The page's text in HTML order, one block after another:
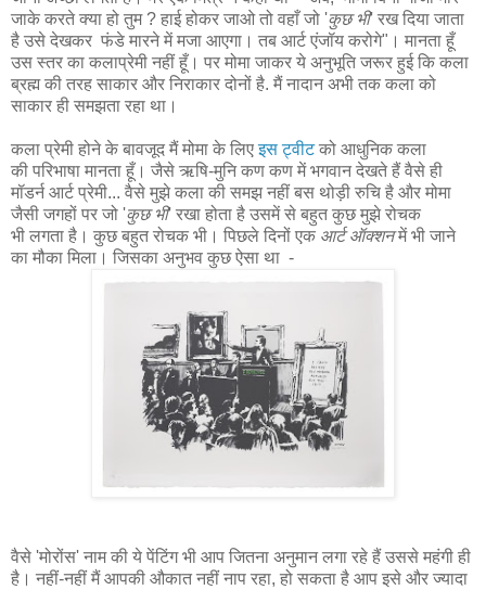
जाके करते क्या हो तुम ? हाई होकर जाओ तो वहाँ जो 'कुछ भी' रख दिया जाता
है उसे देखकर फंडे मारने में मजा आएगा। तब आर्ट एंजॉय करोगे"। मानता हूँ
उस स्तर का कलाप्रेमी नहीं हूँ। पर मोमा जाकर ये अनुभूति जरूर हुई कि कला
ब्रह्म की तरह साकार और निराकार दोनों है. मैं नादान अभी तक कला को
साकार ही समझता रहा था।
कला प्रेमी होने के बावजूद मैं मोमा के लिएइस ट्वीटको आधुनिक कला
की परिभाषा मानता हूँ। जैसे ऋषि-मुनि कण कण में भगवान देखते हैं वैसे ही
मॉडर्न आर्ट प्रेमी... वैसे मुझे कला की समझ नहीं बस थोड़ी रुचि है और मोमा
जैसी जगहों पर जो 'कुछ भी' रखा होता है उसमें से बहुत कुछ मुझे रोचक
भी लगता है। कुछ बहुत रोचक भी। पिछले दिनों एक आर्ट ऑक्शनमें भी जाने
का मौका मिला। जिसका अनुभव कुछ ऐसा था -
वैसे 'मोरोंस' नाम की ये पेंटिंग भी आप जितना अनुमान लगा रहे हैं उससे महंगी ही
है। नहीं-नहीं मैं आपकी औकात नहीं नाप रहा, हो सकता है आप इसे और ज्यादा